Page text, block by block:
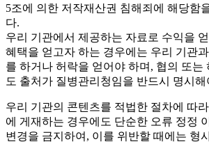
5조에 의한 저작재산권 침해죄에 해당함
다.
우리 기관에서 제공하는 자료로 수익을
혜택을 얻고자 하는 경우에는 우리 기관
를 하거나 허락을 얻어야 하며, 협의 또는
도 출처가 질병관리청임을 반드시 명시해
우리 기관의 콘텐츠를 적법한 절차에 따
에 게재하는 경우에도 단순한 오류 정정
변경을 금지하여, 이를 위반할 때에는 형